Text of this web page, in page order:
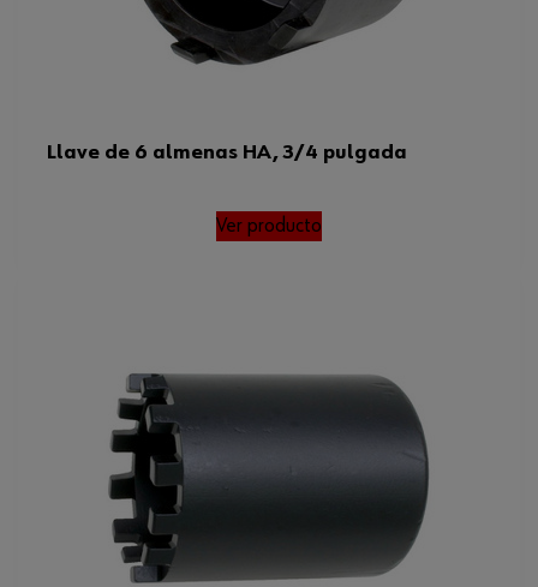
Llave de 6 almenas HA, 3/4 pulgada
Ver producto